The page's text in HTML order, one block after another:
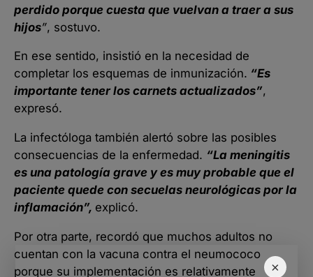
×
perdido porque cuesta que vuelvan a traer a sus
hijos”, sostuvo.
En ese sentido, insistió en la necesidad de
completar los esquemas de inmunización. “Es
importante tener los carnets actualizados”,
expresó.
La infectóloga también alertó sobre las posibles
consecuencias de la enfermedad. “La meningitis
es una patología grave y es muy probable que el
paciente quede con secuelas neurológicas por la
inflamación”, explicó.
Por otra parte, recordó que muchos adultos no
cuentan con la vacuna contra el neumococo
porque su implementación es relativamente